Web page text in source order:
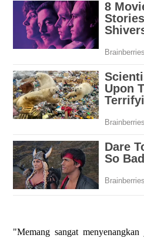
"Memang sangat